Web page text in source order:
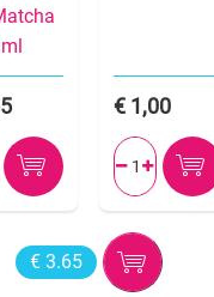
1,00
 
€ 3.65